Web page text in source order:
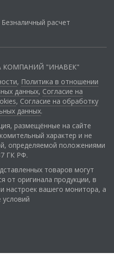
расчет
КОМПАНИЙ "ИНАВЕК"
, Политика в отношении
данных, Cогласие на
, Согласие на обработку
данных.
размещённые на сайте
характер и не
определяемой положениями
ГК РФ.
товаров могут
от оригинала продукции, в
настроек вашего монитора, а
условий